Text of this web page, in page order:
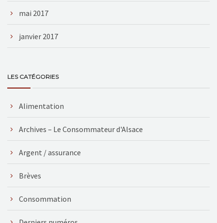
mai 2017
janvier 2017
LES CATÉGORIES
Alimentation
Archives – Le Consommateur d'Alsace
Argent / assurance
Brèves
Consommation